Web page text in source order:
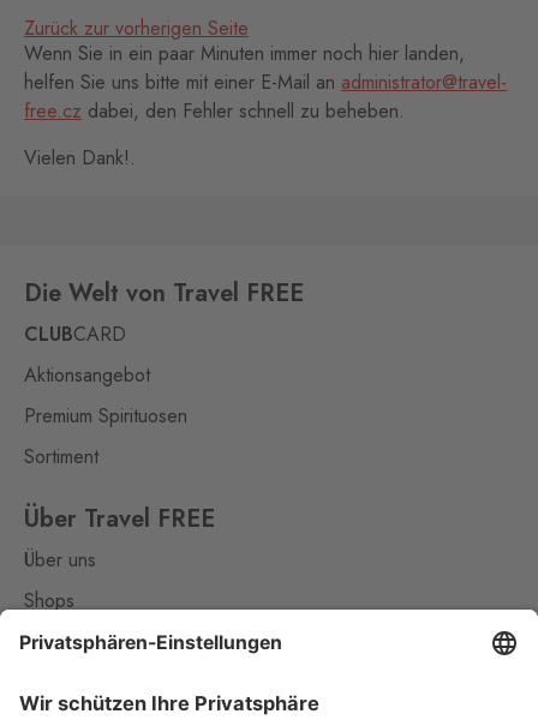
Zurück zur vorherigen Seite
Wenn Sie in ein paar Minuten immer noch hier landen,
helfen Sie uns bitte mit einer E-Mail an administrator@travel-
free.cz dabei, den Fehler schnell zu beheben.
Vielen Dank!.
Die Welt von Travel FREE
CLUBCARD
Aktionsangebot
Premium Spirituosen
Sortiment
Über Travel FREE
Über uns
Shops
Kontakt
Nützliches